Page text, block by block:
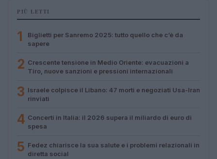
PIÙ LETTI
1
Biglietti per Sanremo 2025: tutto quello che c’è da
sapere
2 Crescente tensione in Medio Oriente: evacuazioni a
Tiro, nuove sanzioni e pressioni internazionali
3 Israele colpisce il Libano: 47 morti e negoziati Usa-Iran
rinviati
4 Concerti in Italia: il 2026 supera il miliardo di euro di
spesa
5 Fedez chiarisce la sua salute e i problemi relazionali in
diretta social